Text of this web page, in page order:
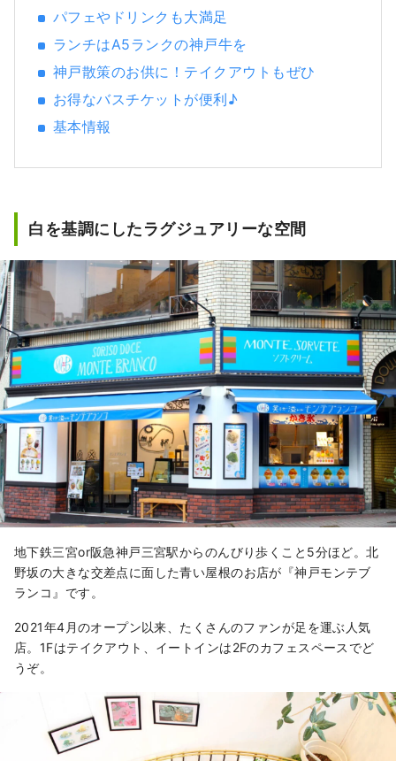
し、お客様と兵庫県内地域とのこころの距離
が キュッと縮まるような情報を発信していき
ます。
パフェやドリンクも大満足
ランチはA5ランクの神戸牛を
神戸散策のお供に！テイクアウトもぜひ
お得なバスチケットが便利♪
基本情報
白を基調にしたラグジュアリーな空間
地下鉄三宮or阪急神戸三宮駅からのんびり歩くこと5分ほど。北
野坂の大きな交差点に面した青い屋根のお店が『神戸モンテブ
ランコ』です。
2021年4月のオープン以来、たくさんのファンが足を運ぶ人気
店。1Fはテイクアウト、イートインは2Fのカフェスペースでど
うぞ。